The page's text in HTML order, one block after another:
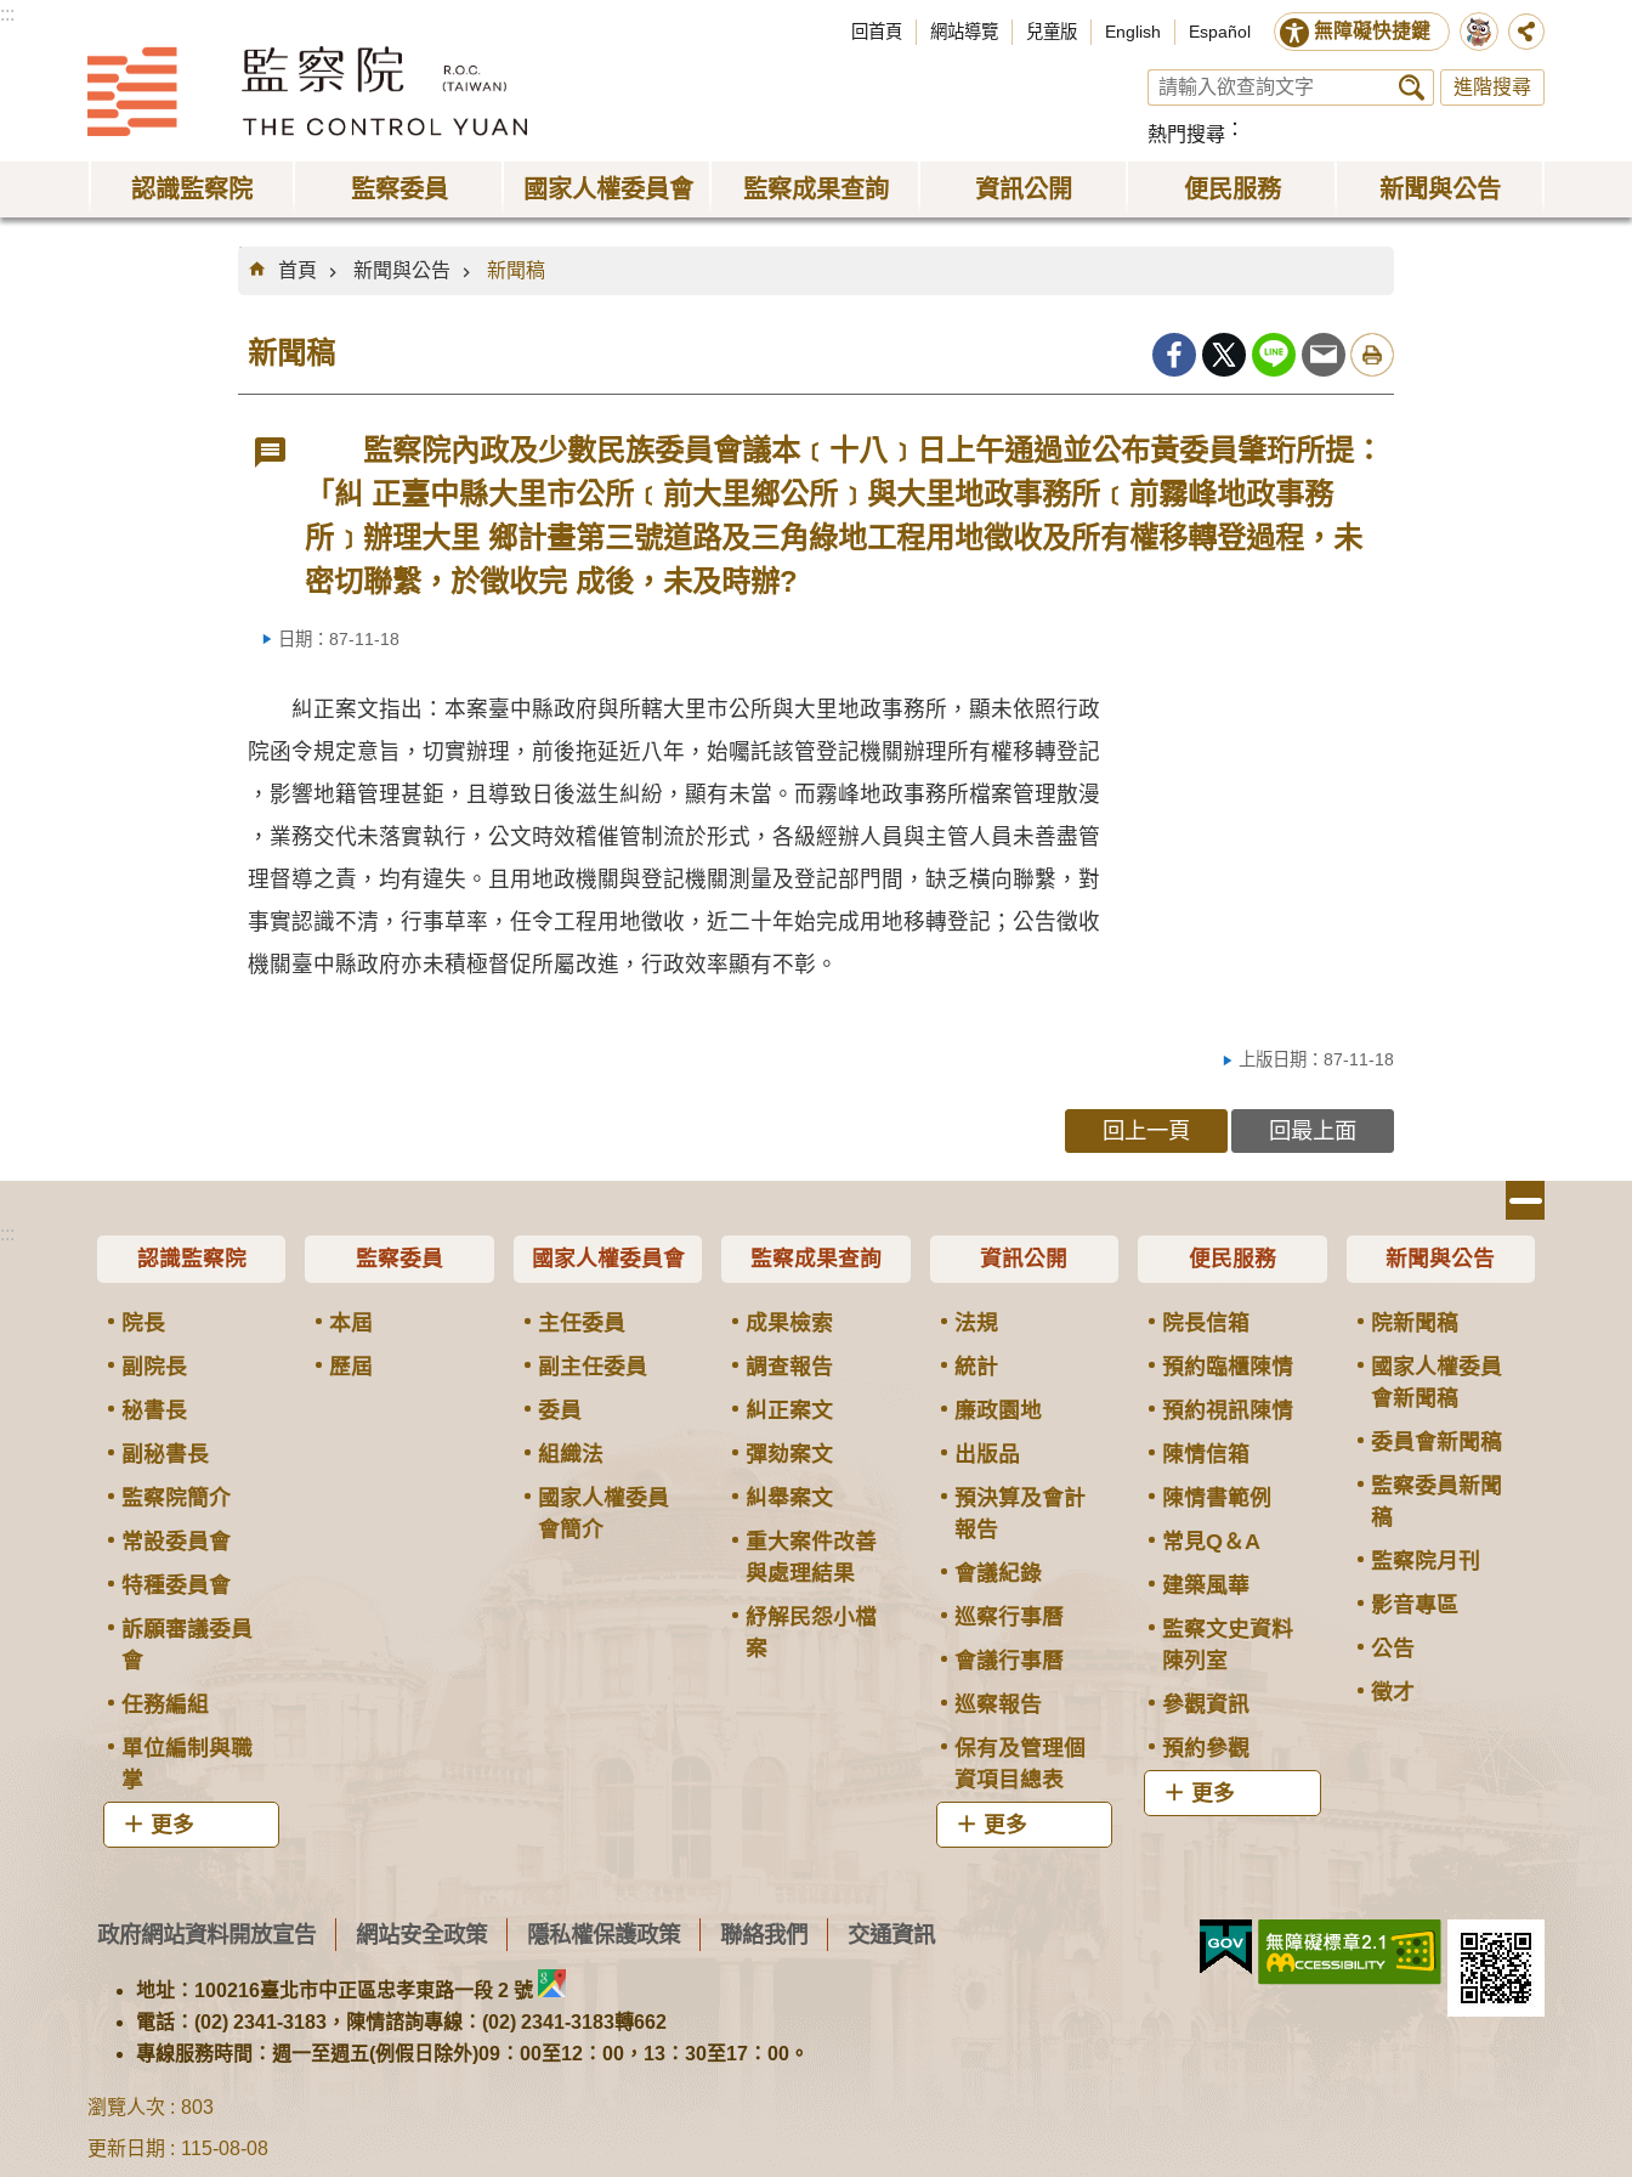
:::
回首頁 網站導覽 兒童版 English Español 無障礙快捷鍵
進階搜尋
熱門搜尋
認識監察院 監察委員 國家人權委員會 監察成果查詢 資訊公開 便民服務 新聞與公告
:::
首頁
新聞與公告 新聞稿
新聞稿
監察院內政及少數民族委員會議本﹝十八﹞日上午通過並公布黃委員肇珩所提：
「糾 正臺中縣大里市公所﹝前大里鄉公所﹞與大里地政事務所﹝前霧峰地政事務
所﹞辦理大里 鄉計畫第三號道路及三角綠地工程用地徵收及所有權移轉登過程，未
密切聯繫，於徵收完 成後，未及時辦?
日期：87-11-18
糾正案文指出：本案臺中縣政府與所轄大里市公所與大里地政事務所，顯未依照行政
院函令規定意旨，切實辦理，前後拖延近八年，始囑託該管登記機關辦理所有權移轉登記
，影響地籍管理甚鉅，且導致日後滋生糾紛，顯有未當。而霧峰地政事務所檔案管理散漫
，業務交代未落實執行，公文時效稽催管制流於形式，各級經辦人員與主管人員未善盡管
理督導之責，均有違失。且用地政機關與登記機關測量及登記部門間，缺乏橫向聯繫，對
事實認識不清，行事草率，任令工程用地徵收，近二十年始完成用地移轉登記；公告徵收
機關臺中縣政府亦未積極督促所屬改進，行政效率顯有不彰。
上版日期：87-11-18
回上一頁 回最上面
:::
認識監察院
院長
副院長
秘書長
副秘書長
監察院簡介
常設委員會
特種委員會
訴願審議委員
會
任務編組
單位編制與職
掌
更多
監察委員
本屆
歷屆
國家人權委員會
主任委員
副主任委員
委員
組織法
國家人權委員
會簡介
監察成果查詢
成果檢索
調查報告
糾正案文
彈劾案文
糾舉案文
重大案件改善
與處理結果
紓解民怨小檔
案
資訊公開
法規
統計
廉政園地
出版品
預決算及會計
報告
會議紀錄
巡察行事曆
會議行事曆
巡察報告
保有及管理個
資項目總表
更多
便民服務
院長信箱
預約臨櫃陳情
預約視訊陳情
陳情信箱
陳情書範例
常見Q＆A
建築風華
監察文史資料
陳列室
參觀資訊
預約參觀
更多
新聞與公告
院新聞稿
國家人權委員
會新聞稿
委員會新聞稿
監察委員新聞
稿
監察院月刊
影音專區
公告
徵才
政府網站資料開放宣告 網站安全政策 隱私權保護政策 聯絡我們 交通資訊
地址：100216臺北市中正區忠孝東路一段 2 號
電話：(02) 2341-3183，陳情諮詢專線：(02) 2341-3183轉662
專線服務時間：週一至週五(例假日除外)09：00至12：00，13：30至17：00。
瀏覽人次
803
更新日期
115-08-08